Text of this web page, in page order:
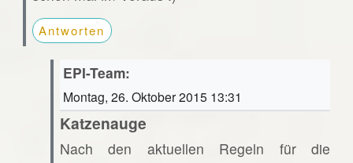
Antworten
EPI-Team:
Montag, 26. Oktober 2015 13:31
Katzenauge
Nach den aktuellen Regeln für die